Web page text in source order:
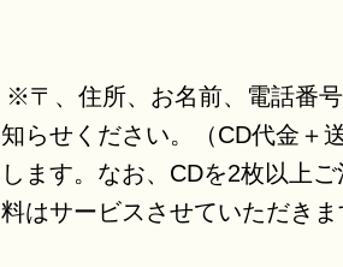
※〒、住所、お名前、電話番
知らせください。（CD代金＋
します。なお、CDを2枚以上
料はサービスさせていただきま